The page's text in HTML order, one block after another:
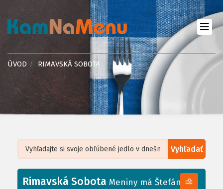
ÚVOD RIMAVSKÁ SOBOTA
Vyhľadať
+
Leaflet| ©OpenStreetMap, Tiles courtesy ofHumanitarian OpenStreetMap
Rimavská Sobota Meniny má Štefánia